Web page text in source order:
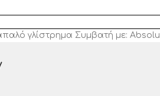
γλίστρημα Συμβατή με: